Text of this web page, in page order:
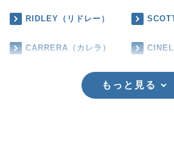
RIDLEY（リドレー）
CARRERA（カレラ）
もっと見る